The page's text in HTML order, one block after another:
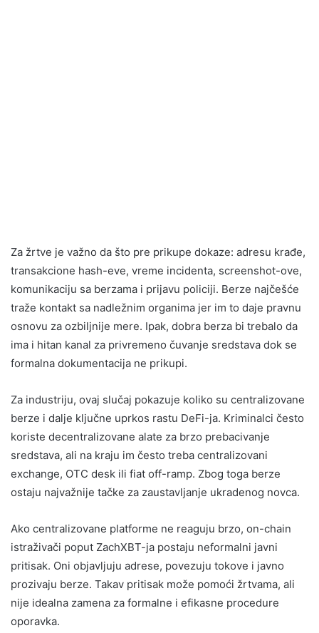
Za žrtve je važno da što pre prikupe dokaze: adresu krađe,
transakcione hash-eve, vreme incidenta, screenshot-ove,
komunikaciju sa berzama i prijavu policiji. Berze najčešće
traže kontakt sa nadležnim organima jer im to daje pravnu
osnovu za ozbiljnije mere. Ipak, dobra berza bi trebalo da
ima i hitan kanal za privremeno čuvanje sredstava dok se
formalna dokumentacija ne prikupi.
Za industriju, ovaj slučaj pokazuje koliko su centralizovane
berze i dalje ključne uprkos rastu DeFi-ja. Kriminalci često
koriste decentralizovane alate za brzo prebacivanje
sredstava, ali na kraju im često treba centralizovani
exchange, OTC desk ili fiat off-ramp. Zbog toga berze
ostaju najvažnije tačke za zaustavljanje ukradenog novca.
Ako centralizovane platforme ne reaguju brzo, on-chain
istraživači poput ZachXBT-ja postaju neformalni javni
pritisak. Oni objavljuju adrese, povezuju tokove i javno
prozivaju berze. Takav pritisak može pomoći žrtvama, ali
nije idealna zamena za formalne i efikasne procedure
oporavka.